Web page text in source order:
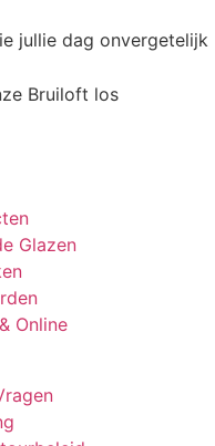
jullie dag onvergetelijk
Glazen
Online